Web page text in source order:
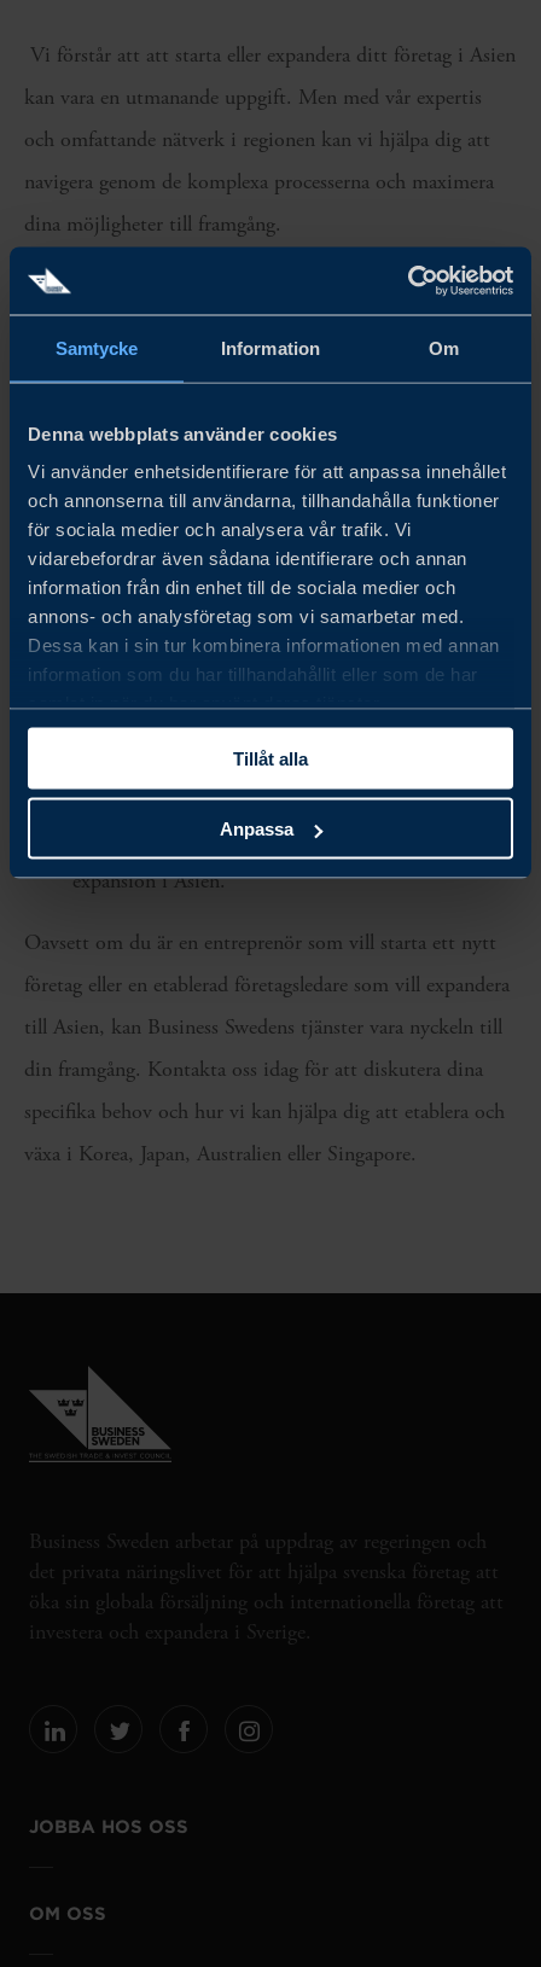
Samtycke Information Om
Denna webbplats använder cookies
Vi använder enhetsidentifierare för att anpassa innehållet
och annonserna till användarna, tillhandahålla funktioner
för sociala medier och analysera vår trafik. Vi
vidarebefordrar även sådana identifierare och annan
information från din enhet till de sociala medier och
annons- och analysföretag som vi samarbetar med.
Dessa kan i sin tur kombinera informationen med annan
information som du har tillhandahållit eller som de har
samlat in när du har använt deras tjänster.
Tillåt alla
Anpassa
Vi förstår att att starta eller expandera ditt företag i Asien
kan vara en utmanande uppgift. Men med vår expertis
och omfattande nätverk i regionen kan vi hjälpa dig att
navigera genom de komplexa processerna och maximera
dina möjligheter till framgång.
Vårt team av erfarna affärsutvecklare och branschexperter
från att etablera ditt bolag till att hitta rätt partners och
expandera din närvaro på marknaden.
Kontakta oss idag och få insikter kring:
Lokal expertis: Våra affärsutvecklare i Asien finns på
plats för att ge dig lokal support och vägledning
under hela processen.
Etablering och expansion: Vi hjälper dig att navigera
genom byråkratiska processer, regelverk och
juridiska frågor för att underlätta din etablering och
expansion i Asien.
Oavsett om du är en entreprenör som vill starta ett nytt
företag eller en etablerad företagsledare som vill expandera
till Asien, kan Business Swedens tjänster vara nyckeln till
din framgång. Kontakta oss idag för att diskutera dina
specifika behov och hur vi kan hjälpa dig att etablera och
växa i Korea, Japan, Australien eller Singapore.
Business Sweden arbetar på uppdrag av regeringen och
det privata näringslivet för att hjälpa svenska företag att
öka sin globala försäljning och internationella företag att
investera och expandera i Sverige.
JOBBA HOS OSS
OM OSS